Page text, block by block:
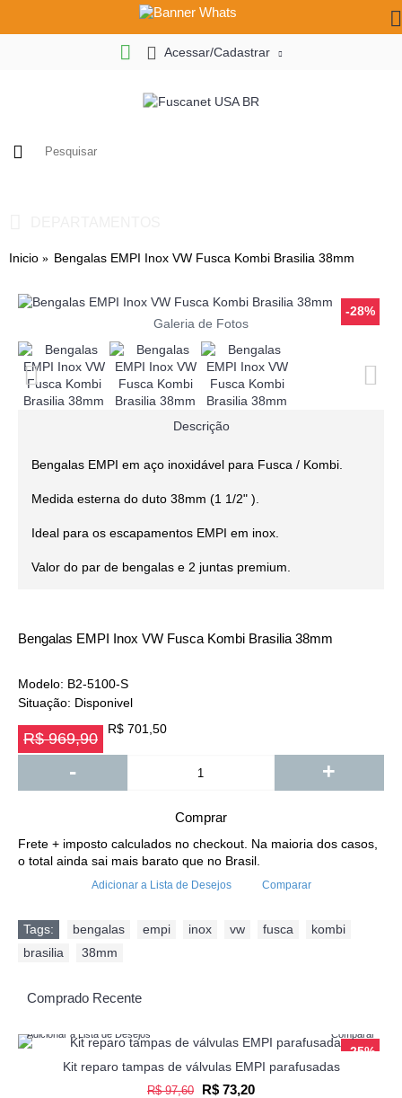
Acessar/Cadastrar
Inicio Bengalas EMPI Inox VW Fusca Kombi Brasilia 38mm
-28%
Galeria de Fotos
Descrição
Bengalas EMPI em aço inoxidável para Fusca / Kombi.
Medida esterna do duto 38mm (1 1/2" ).
Ideal para os escapamentos EMPI em inox.
Valor do par de bengalas e 2 juntas premium.
Bengalas EMPI Inox VW Fusca Kombi Brasilia 38mm
Modelo: B2-5100-S
Situação: Disponivel
R$ 969,90
R$ 701,50
- +
Comprar
Frete + imposto calculados no checkout. Na maioria dos casos,
o total ainda sai mais barato que no Brasil.
Adicionar a Lista de Desejos Comparar
Tags: bengalas empi inox vw fusca kombi
brasilia
38mm
Comprado Recente
-25%
Adicionar a Lista de Desejos Comparar
Kit reparo tampas de válvulas EMPI parafusadas
R$ 97,60 R$ 73,20